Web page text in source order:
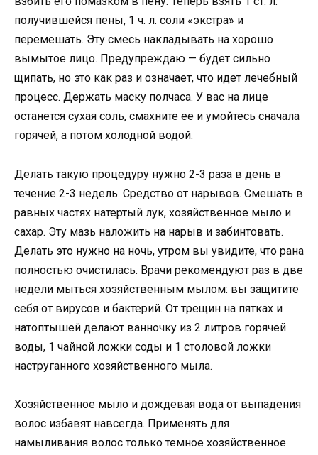
получившейся пены, 1 ч. л. соли «экстра» и
перемешать. Эту смесь накладывать на хорошо
вымытое лицо. Предупреждаю — будет сильно
щипать, но это как раз и означает, что идет лечебный
процесс. Держать маску полчаса. У вас на лице
останется сухая соль, смахните ее и умойтесь сначала
горячей, а потом холодной водой.
Делать такую процедуру нужно 2-3 раза в день в
течение 2-3 недель. Средство от нарывов. Смешать в
равных частях натертый лук, хозяйственное мыло и
сахар. Эту мазь наложить на нарыв и забинтовать.
Делать это нужно на ночь, утром вы увидите, что рана
полностью очистилась. Врачи рекомендуют раз в две
недели мыться хозяйственным мылом: вы защитите
себя от вирусов и бактерий. От трещин на пятках и
натоптышей делают ванночку из 2 литров горячей
воды, 1 чайной ложки соды и 1 столовой ложки
наструганного хозяйственного мыла.
Хозяйственное мыло и дождевая вода от выпадения
волос избавят навсегда. Применять для
намыливания волос только темное хозяйственное